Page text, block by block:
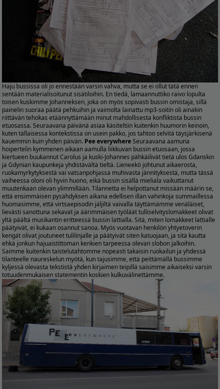
Haju bussissa oli jo ennestään varsin vahva, mutta se ei ollut tätä ennen
sentään materialisoitunut sisätiloihin. En tiedä, lamaannuttiko raivo lopulta
toisen kuskimme Johanneksen, joka on myös sopivasti bussin omistaja, sillä
painelin suoraa päätä pehkuihin ja vaimolta lainattu mp3-soitin oli ainakin
riittävän tehokas etäännyttämään minut mahdollisesta konfliktista bussin
etuosassa. Seuraavana päivänä asiaa käsiteltiin kuitenkin huumorin keinoin,
kuten tällaisessa kontekstissa on usein pakko, jos tahtoo selvitä täysjärkisenä
kauemmin kuin yhden päivän. Pee everywhereSeuraavana aamuna
hoipertelin kymmenen aikaan aamulla liikkuvan bussin etuosaan, jossa
kiertueen buukannut Carolus ja kuski-Johannes pähkäilivät tietä ulos Gdanskin
ja Gdynian kaupunkeja yhdistävältä tieltä. Lieneekö johtunut aikaerosta,
ruokamyrkytyksestä vai vatsanpohjassa muhivasta jännityksestä, mutta tässä
vaiheessa oloni oli hyvin huono, eikä bussin sisällä mieliala vaikuttanut
muutenkaan olevan ylimmillään. Tilannetta ei helpottanut missään määrin se,
että ensimmäisen pysähdyksen aikana edellisen illan vahinkoja summaillessa
huomasimme, että virtsaepisodin jäljiltä vaivalla täyttämämme venäläiset,
lievästi sanottuna sekavat ja äärimmäisen työläät tulliselvityslomakkeet olivat
yltä päältä musikantin eritteessä bussin lattialla. Sitä, miten lomakkeet lattialle
päätyivät, ei kukaan osannut sanoa. Myös vuotavan henkilön yhtyetoverin
kengät olivat joutuneet tulilinjalle ja päätyivät siten katuojaan, ja sitä kautta
ehkä jonkun hajuaistittoman kenkien tarpeessa olevan slobon jalkoihin.
Saimme kuitenkin taistelutahtomme nopeasti takaisin ruokailun ja yhdessä
tilanteelle naureskelun myötä, kun tajusimme, että peittämällä bussimme
kyljessä olevasta tekstistä yhden kirjaimen teipillä saisimme aikaiseksi varsin
totuudenmukaisen statementin koskien kulkuvälinettämme.